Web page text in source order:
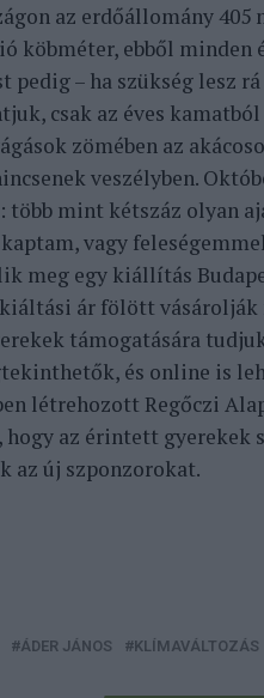
az erdőállomány 405
köbméter, ebből
pedig – ha szükség lesz
csak az éves
zömében az
veszélyben.
több mint kétszáz olyan
vagy
meg egy kiállítás
ár fölött vásárolják
támogatására
és online is
létrehozott Regőczi
az érintett gyerekek
az új szponzorokat.
ÁDER JÁNOS KLÍMAVÁLTOZÁS